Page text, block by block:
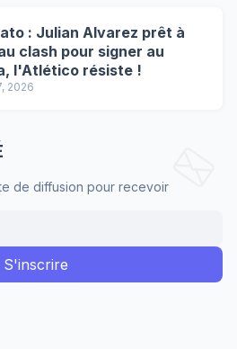
: Julian Alvarez prêt à
clash pour signer au
l'Atlético résiste !
2026
de diffusion pour recevoir